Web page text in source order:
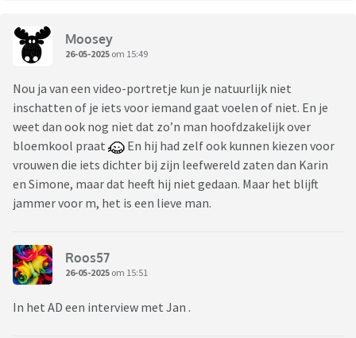
Moosey
26-05-2025 om 15:49
Nou ja van een video-portretje kun je natuurlijk niet
inschatten of je iets voor iemand gaat voelen of niet. En je
weet dan ook nog niet dat zo’n man hoofdzakelijk over
bloemkool praat
En hij had zelf ook kunnen kiezen voor
vrouwen die iets dichter bij zijn leefwereld zaten dan Karin
en Simone, maar dat heeft hij niet gedaan. Maar het blijft
jammer voor m, het is een lieve man.
Roos57
26-05-2025 om 15:51
In het AD een interview met Jan .